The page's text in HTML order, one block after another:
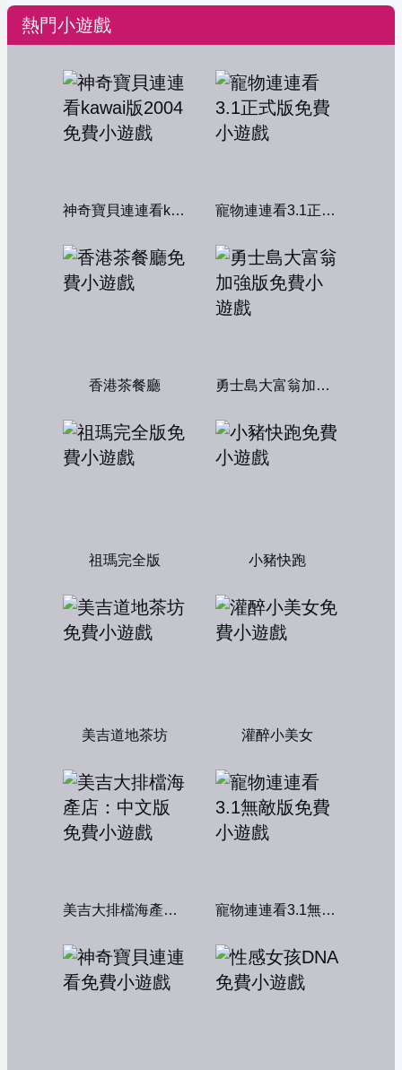
熱門小遊戲
神奇寶貝連連看kawai版2004 寵物連連看3.1正式版
香港茶餐廳 勇士島大富翁加強版
祖瑪完全版 小豬快跑
美吉道地茶坊 灌醉小美女
美吉大排檔海產店：中文版 寵物連連看3.1無敵版